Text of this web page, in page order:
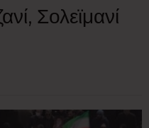
Σολεϊμανί